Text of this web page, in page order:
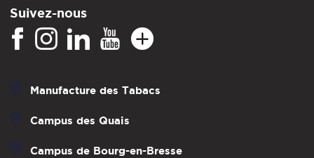
Suivez-nous
Manufacture des Tabacs
Campus des Quais
Campus de Bourg-en-Bresse